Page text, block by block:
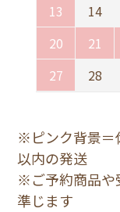
13
14
20
21
27
28
※ピンク背景＝
以内の発送
※ご予約商品や
準じます